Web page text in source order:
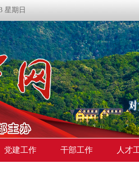
星期日
党建工作 干部工作 人才